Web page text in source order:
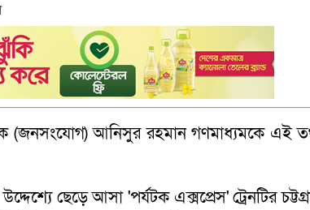
(জনসংযোগ) আনিসুর রহমান গণমাধ্যমকে এই
ছেড়ে আসা 'পর্যটক এক্সপ্রেস' ট্রেনটির